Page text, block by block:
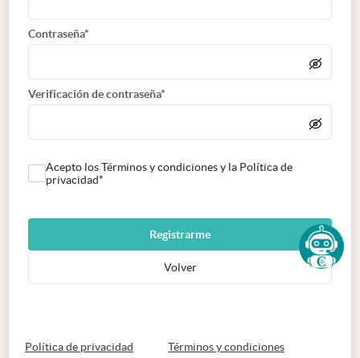
Contraseña*
Verificación de contraseña*
Acepto los Términos y condiciones y la Política de
privacidad*
Registrarme
Volver
Política de privacidad abre en nueva pestaña
Términos y condicionesabre en nueva